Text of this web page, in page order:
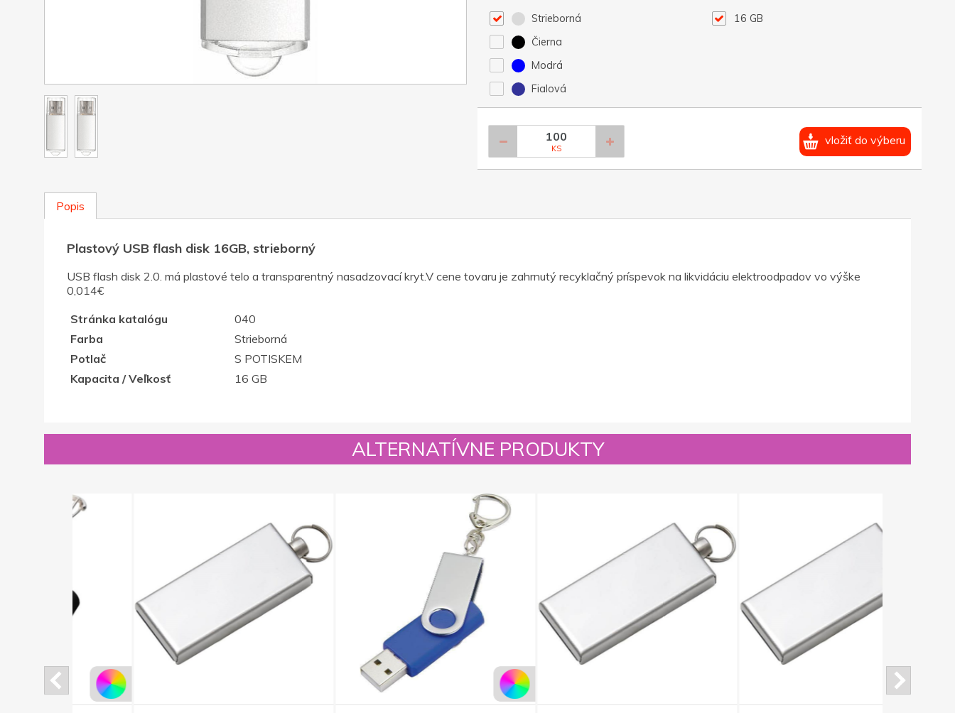
Strieborná
Čierna
Modrá
Fialová
16 GB
KS
vložiť do výberu
Popis
Plastový USB flash disk 16GB, strieborný
USB flash disk 2.0. má plastové telo a transparentný nasadzovací kryt.V cene tovaru je zahrnutý recyklačný príspevok na likvidáciu elektroodpadov vo výške
0,014€
Stránka katalógu
040
Farba
Strieborná
Potlač
S POTISKEM
Kapacita / Veľkosť
16 GB
ALTERNATÍVNE PRODUKTY